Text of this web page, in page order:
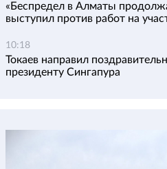
«Беспредел в Алматы
выступил против работ на
10:18
Токаев направил
президенту Сингапура